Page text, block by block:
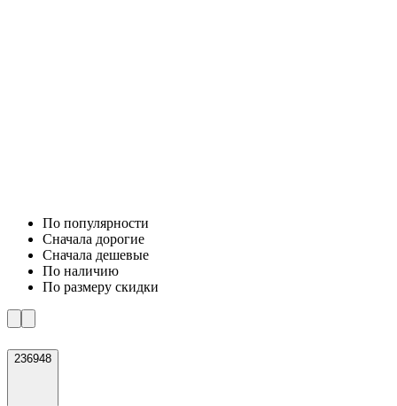
По популярности
Cначала дорогие
Cначала дешевые
По наличию
По размеру скидки
236948